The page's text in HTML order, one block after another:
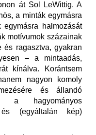
át Sol LeWittig. A
a minták egymásra
egymásra halmozását
motívumok százainak
és ragasztva, gyakran
– a mintaadás,
kínálva. Korántsem
nagyon komoly
és állandó
a hagyományos
(egyáltalán kép)